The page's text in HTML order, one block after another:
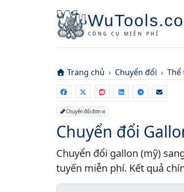
CÔNG CỤ MIỄN PHÍ
Trang chủ Chuyển đổi Thể
Chuyển đổi đơn vị
Chuyển đổi
Chuyển đổi gallon (mỹ)
tuyến miễn phí. Kết quả